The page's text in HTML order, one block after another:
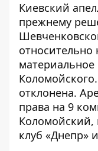
Киевский
прежнему
относительно
материальное
Коломойского
отклонена.
права на 9
Коломойский,
клуб «Днепр»